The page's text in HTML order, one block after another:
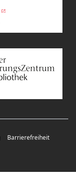
Barrierefreiheit